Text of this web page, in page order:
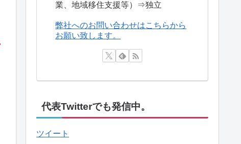
業、地域移住支援等）⇒独立
弊社へのお問い合わせはこちらから
お願い致します。
代表Twitterでも発信中。
ツイート